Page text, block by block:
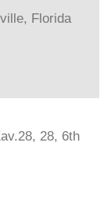
Florida
28, 6th